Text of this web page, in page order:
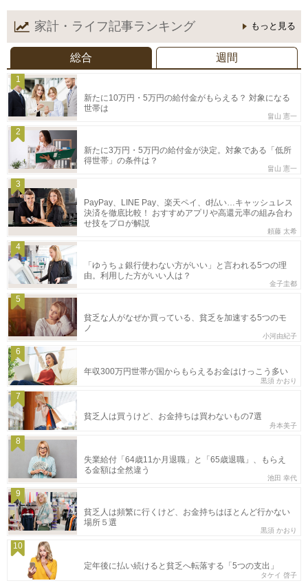
家計・ライフ記事ランキング もっと見る
総合 週間
1
新たに10万円・5万円の給付金がもらえる？ 対象になる
世帯は
畠山 憲一
2
新たに3万円・5万円の給付金が決定。対象である「低所
得世帯」の条件は？
畠山 憲一
3
PayPay、LINE Pay、楽天ペイ、d払い…キャッシュレス
決済を徹底比較！ おすすめアプリや高還元率の組み合わ
せ技をプロが解説
頼藤 太希
4
「ゆうちょ銀行使わない方がいい」と言われる5つの理
由。利用した方がいい人は？
金子圭都
5
貧乏な人がなぜか買っている、貧乏を加速する5つのモ
ノ
小河由紀子
6
年収300万円世帯が国からもらえるお金はけっこう多い
黒須 かおり
7
貧乏人は買うけど、お金持ちは買わないもの7選
舟本美子
8
失業給付「64歳11か月退職」と「65歳退職」、もらえ
る金額は全然違う
池田 幸代
9
貧乏人は頻繁に行くけど、お金持ちはほとんど行かない
場所５選
黒須 かおり
10
定年後に払い続けると貧乏へ転落する「5つの支出」
タケイ 啓子